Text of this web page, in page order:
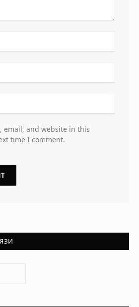
email, and website in this
time I comment.